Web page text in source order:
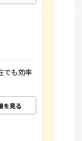
でも効率
を見る